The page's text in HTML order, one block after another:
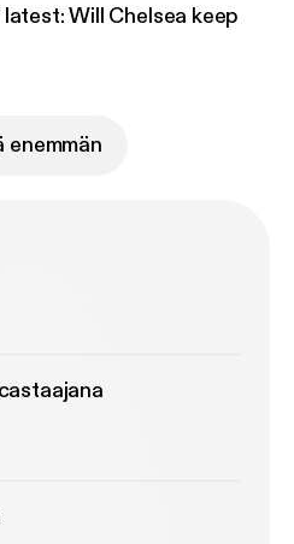
Will Chelsea keep
enemmän